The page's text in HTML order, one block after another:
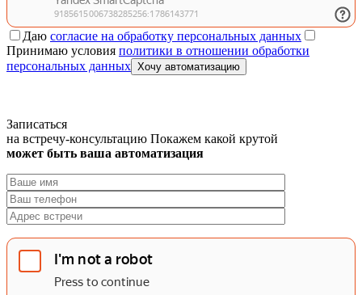
Даю согласие на обработку персональных данных
Принимаю условия политики в отношении обработки
персональных данных Хочу автоматизацию
Записаться
на встречу-консультацию Покажем какой крутой
может быть ваша автоматизация